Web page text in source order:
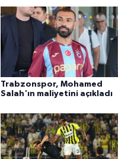
Trabzonspor, Mohamed
Salah'ın maliyetini açıkladı